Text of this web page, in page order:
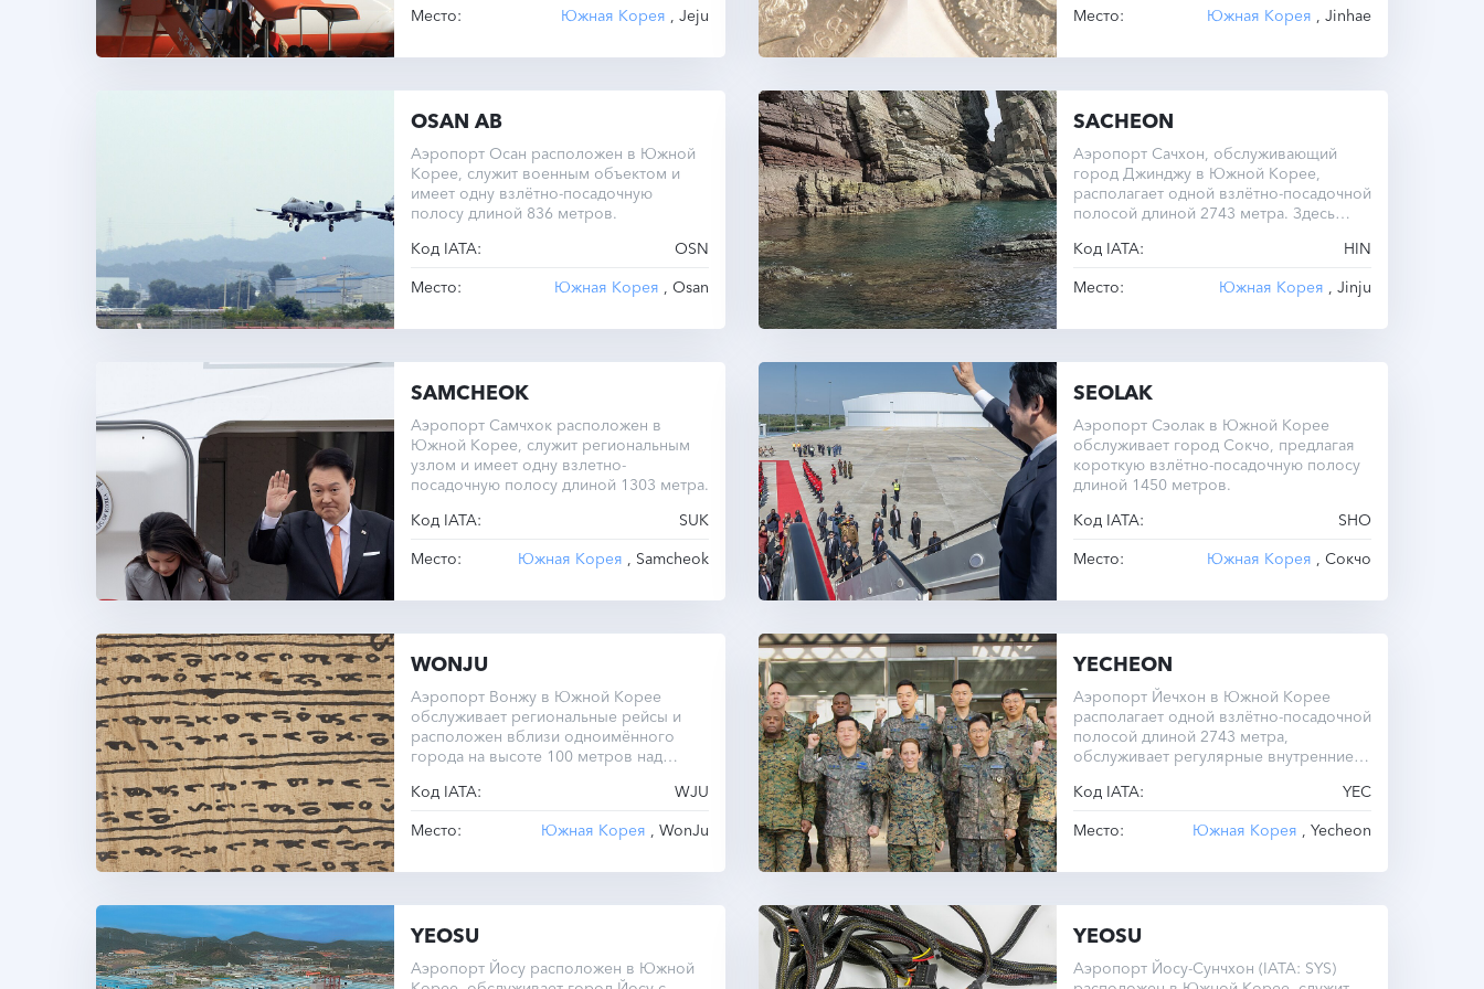
Место:
Южная Корея , Jeju
Место:
Южная Корея , Jinhae
OSAN AB
Аэропорт Осан расположен в Южной
Корее, служит военным объектом и
имеет одну взлётно-посадочную
полосу длиной 836 метров.
Код IATA:
OSN
Место:
Южная Корея , Osan
SACHEON
Аэропорт Сачхон, обслуживающий
город Джинджу в Южной Корее,
располагает одной взлётно-посадочной
полосой длиной 2743 метра. Здесь
Код IATA:
HIN
Место:
Южная Корея , Jinju
SAMCHEOK
Аэропорт Самчхок расположен в
Южной Корее, служит региональным
узлом и имеет одну взлетно-
посадочную полосу длиной 1303 метра.
Код IATA:
SUK
Место:
Южная Корея , Samcheok
SEOLAK
Аэропорт Сэолак в Южной Корее
обслуживает город Сокчо, предлагая
короткую взлётно-посадочную полосу
длиной 1450 метров.
Код IATA:
SHO
Место:
Южная Корея , Сокчо
WONJU
Аэропорт Вонжу в Южной Корее
обслуживает региональные рейсы и
расположен вблизи одноимённого
города на высоте 100 метров над
Код IATA:
WJU
Место:
Южная Корея , WonJu
YECHEON
Аэропорт Йечхон в Южной Корее
располагает одной взлётно-посадочной
полосой длиной 2743 метра,
обслуживает регулярные внутренние
Код IATA:
YEC
Место:
Южная Корея , Yecheon
YEOSU
Аэропорт Йосу расположен в Южной
YEOSU
Аэропорт Йосу-Сунчхон (IATA: SYS)